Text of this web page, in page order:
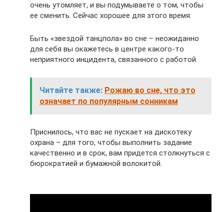
очень утомляет, и вы подумываете о том, чтобы
ее сменить. Сейчас хорошее для этого время.
Быть «звездой танцпола» во сне – неожиданно
для себя вы окажетесь в центре какого-то
неприятного инцидента, связанного с работой.
Читайте также: Рожаю во сне, что это
означает по популярным сонникам
Приснилось, что вас не пускает на дискотеку
охрана – для того, чтобы выполнить задание
качественно и в срок, вам придется столкнуться с
бюрократией и бумажной волокитой.